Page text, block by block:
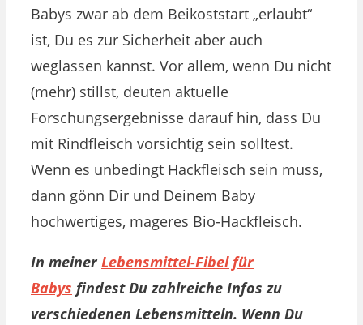
Babys zwar ab dem Beikoststart „erlaubt“
ist, Du es zur Sicherheit aber auch
weglassen kannst. Vor allem, wenn Du nicht
(mehr) stillst, deuten aktuelle
Forschungsergebnisse darauf hin, dass Du
mit Rindfleisch vorsichtig sein solltest.
Wenn es unbedingt Hackfleisch sein muss,
dann gönn Dir und Deinem Baby
hochwertiges, mageres Bio-Hackfleisch.
In meinerLebensmittel-Fibel für
Babys findest Du zahlreiche Infos zu
verschiedenen Lebensmitteln. Wenn Du